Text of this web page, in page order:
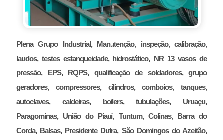
Plena Grupo Industrial, Manutenção, inspeção, calibração,
laudos, testes estanqueidade, hidrostático, NR 13 vasos de
pressão, EPS, RQPS, qualificação de soldadores, grupo
geradores, compressores, cilindros, comboios, tanques,
autoclaves, caldeiras, boilers, tubulações, Uruaçu,
Paragominas, União do Piauí, Tuntum, Colinas, Barra do
Corda, Balsas, Presidente Dutra, São Domingos do Azeitão,